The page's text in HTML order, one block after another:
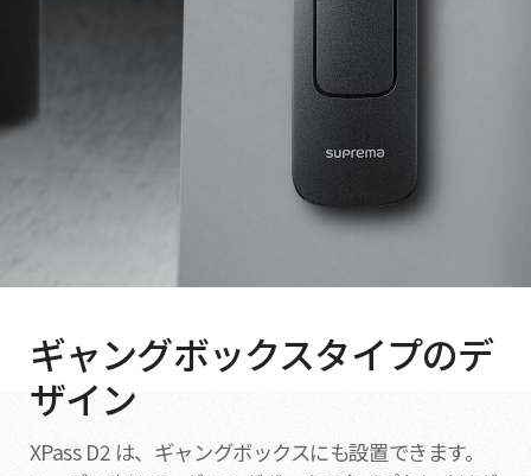
ギャングボックスタイプのデ
ザイン
XPass D2 は、ギャングボックスにも設置できます。